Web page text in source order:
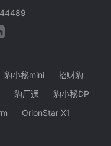
豹小秘mini
招财豹
豹厂通
豹小秘DP
OrionStar X1